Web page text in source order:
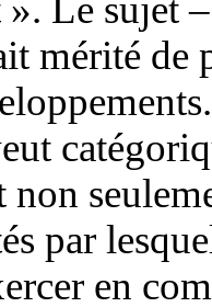
». Le sujet
mérité de
non
par
en